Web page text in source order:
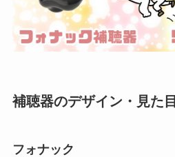
補聴器のデザイン・見た目
フォナック